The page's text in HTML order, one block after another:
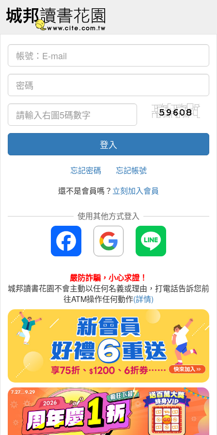
忘記密碼
忘記帳號
還不是會員嗎？ 立刻加入會員
嚴防詐騙，小心求證！
城邦讀書花園不會主動以任何名義或理由，打電話告訴您前
往ATM操作任何動作(詳情)